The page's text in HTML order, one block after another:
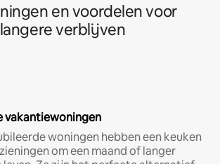
en voordelen voor
langere verblijven
vakantiewoningen
woningen hebben een keuken
om een maand of langer